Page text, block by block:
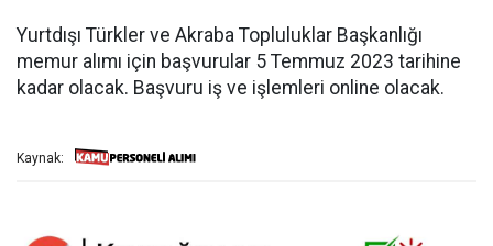
Yurtdışı Türkler ve Akraba Topluluklar Başkanlığı
memur alımı için başvurular 5 Temmuz 2023 tarihine
kadar olacak. Başvuru iş ve işlemleri online olacak.
Kaynak: